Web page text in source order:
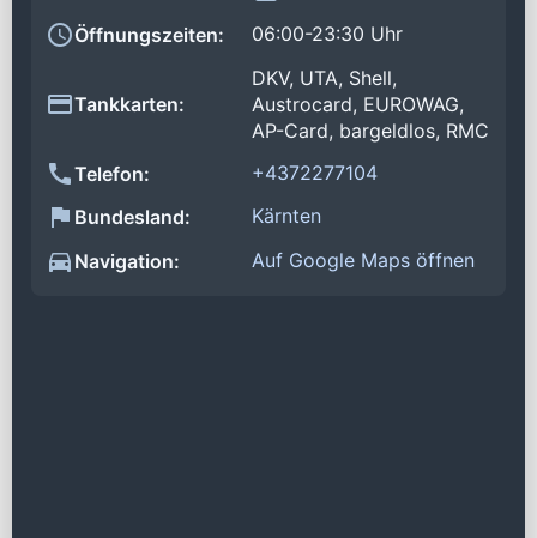
Öffnungszeiten: 06:00-23:30 Uhr
Tankkarten:
DKV, UTA, Shell,
Austrocard, EUROWAG,
AP-Card, bargeldlos, RMC
Telefon:
+4372277104
Bundesland:
Kärnten
Navigation:
Auf Google Maps öffnen